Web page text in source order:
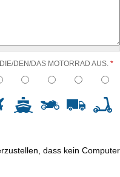
DEN/DAS MOTORRAD AUS. *
dass kein Computer